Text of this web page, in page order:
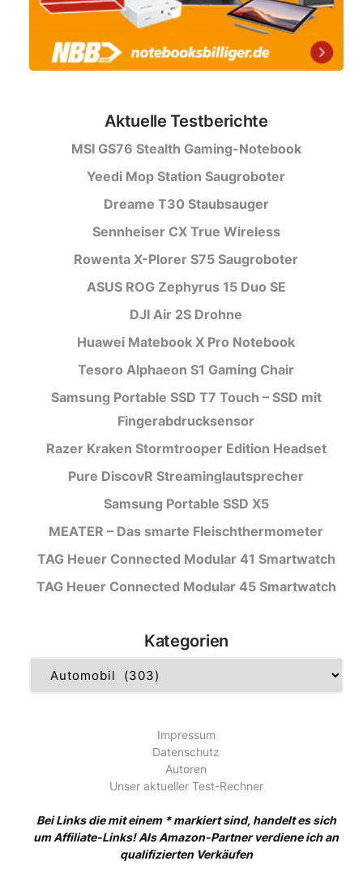
Aktuelle Testberichte
MSI GS76 Stealth Gaming-Notebook
Yeedi Mop Station Saugroboter
Dreame T30 Staubsauger
Sennheiser CX True Wireless
Rowenta X-Plorer S75 Saugroboter
ASUS ROG Zephyrus 15 Duo SE
DJI Air 2S Drohne
Huawei Matebook X Pro Notebook
Tesoro Alphaeon S1 Gaming Chair
Samsung Portable SSD T7 Touch – SSD mit
Fingerabdrucksensor
Razer Kraken Stormtrooper Edition Headset
Pure DiscovR Streaminglautsprecher
Samsung Portable SSD X5
MEATER – Das smarte Fleischthermometer
TAG Heuer Connected Modular 41 Smartwatch
TAG Heuer Connected Modular 45 Smartwatch
Kategorien
Impressum
Datenschutz
Autoren
Unser aktueller Test-Rechner
Bei Links die mit einem * markiert sind, handelt es sich
um Affiliate-Links! Als Amazon-Partner verdiene ich an
qualifizierten Verkäufen